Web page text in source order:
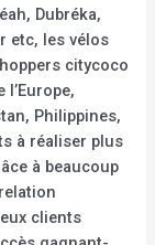
Dubréka,
etc, les vélos
citycoco
Philippines,
à réaliser plus
à beaucoup
clients